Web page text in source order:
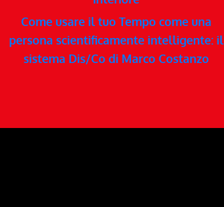
Come usare il tuo Tempo come una
persona scientificamente intelligente: il
sistema Dis/Co di Marco Costanzo